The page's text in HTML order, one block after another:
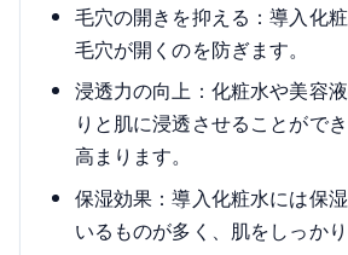
毛穴の開きを抑える：導入化粧
毛穴が開くのを防ぎます。
浸透力の向上：化粧水や美容
りと肌に浸透させることがで
高まります。
保湿効果：導入化粧水には保
いるものが多く、肌をしっかり